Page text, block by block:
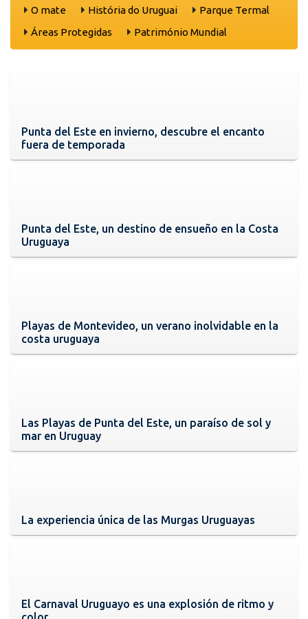
O mate História do Uruguai
Parque Termal
Áreas Protegidas
Património Mundial
Punta del Este en invierno, descubre el encanto
fuera de temporada
Punta del Este, un destino de ensueño en la Costa
Uruguaya
Playas de Montevideo, un verano inolvidable en la
costa uruguaya
Las Playas de Punta del Este, un paraíso de sol y
mar en Uruguay
La experiencia única de las Murgas Uruguayas
El Carnaval Uruguayo es una explosión de ritmo y